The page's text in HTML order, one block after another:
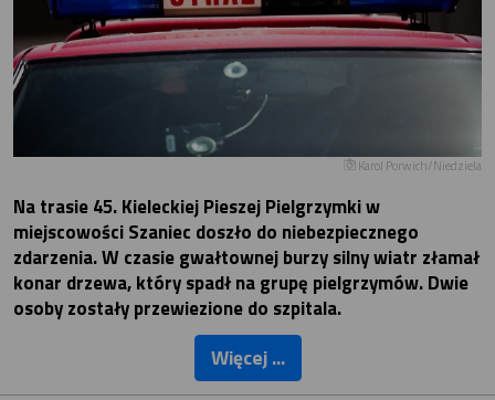
Karol Porwich/Niedziela
Na trasie 45. Kieleckiej Pieszej Pielgrzymki w
miejscowości Szaniec doszło do niebezpiecznego
zdarzenia. W czasie gwałtownej burzy silny wiatr złamał
konar drzewa, który spadł na grupę pielgrzymów. Dwie
osoby zostały przewiezione do szpitala.
Więcej ...